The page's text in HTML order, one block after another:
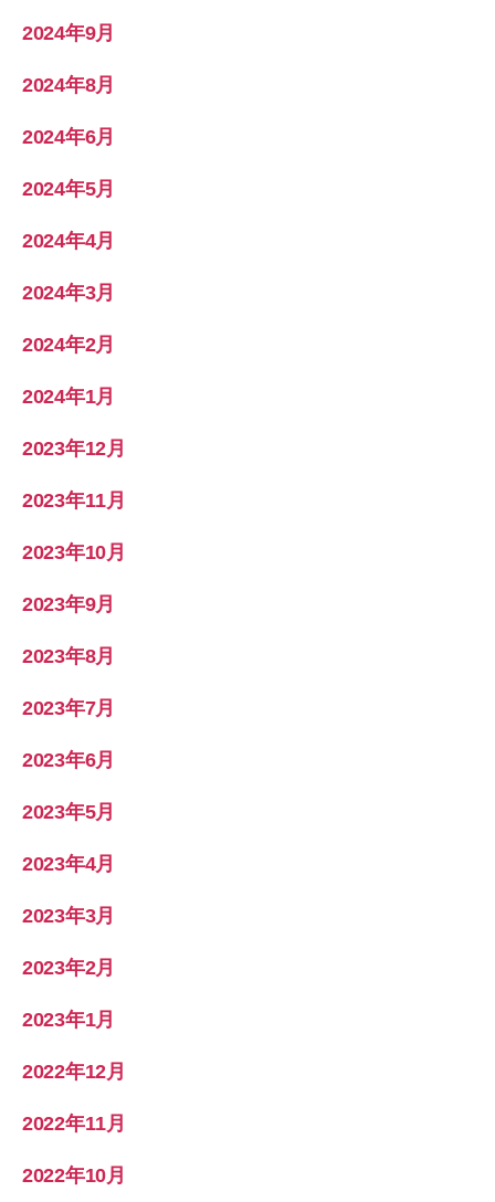
2024年9月
2024年8月
2024年6月
2024年5月
2024年4月
2024年3月
2024年2月
2024年1月
2023年12月
2023年11月
2023年10月
2023年9月
2023年8月
2023年7月
2023年6月
2023年5月
2023年4月
2023年3月
2023年2月
2023年1月
2022年12月
2022年11月
2022年10月